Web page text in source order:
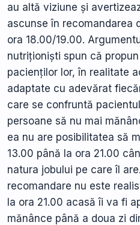
au altă viziune și
ascunse în recomandarea
ora 18.00/19.00.
nutriționiști spun că
pacienților lor, în realitate
adaptate cu adevărat
care se confruntă
persoane să nu mai
ea nu are posibilitatea să
13.00 până la ora 21.00
natura jobului pe care îl
recomandare nu este
la ora 21.00 acasă îi va fi
mănânce până a doua zi